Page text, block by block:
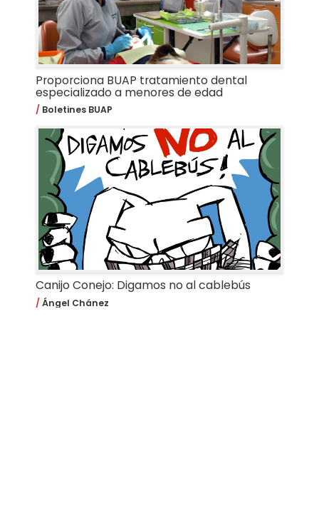
Proporciona BUAP tratamiento dental
especializado a menores de edad
Boletines BUAP
Canijo Conejo: Digamos no al cablebús
Ángel Chánez